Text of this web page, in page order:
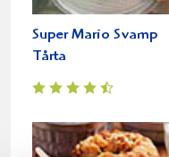
Super Mario Svamp
Tårta